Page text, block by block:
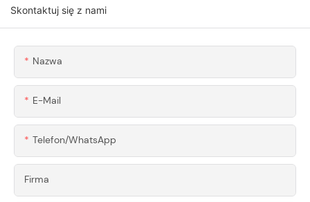
T6 Obrabiane CNC
Obróbki Drewna
Skontaktuj się z nami
Nazwa
E-Mail
Telefon/WhatsApp
Firma